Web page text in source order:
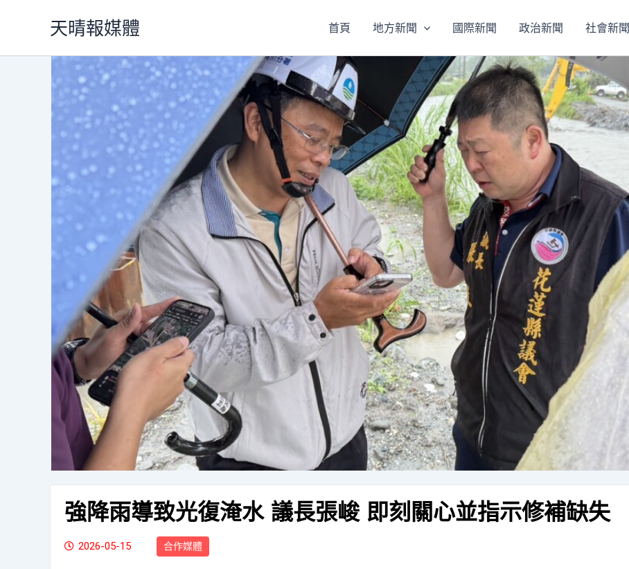
天晴報媒體 首頁 地方新聞 國際新聞 政治新聞 社會新聞
強降雨導致光復淹水 議長張峻 即刻關心並指示修補缺失
2026-05-15 合作媒體